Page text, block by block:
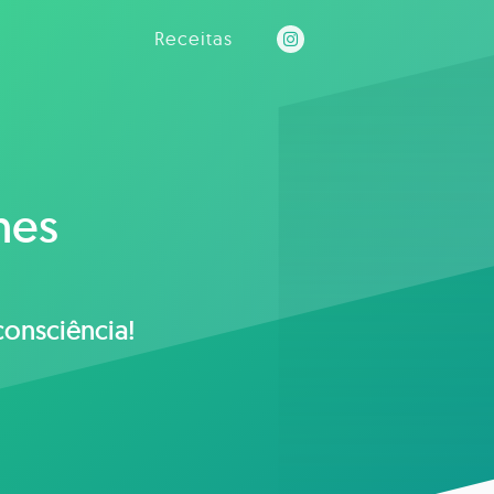
Receitas